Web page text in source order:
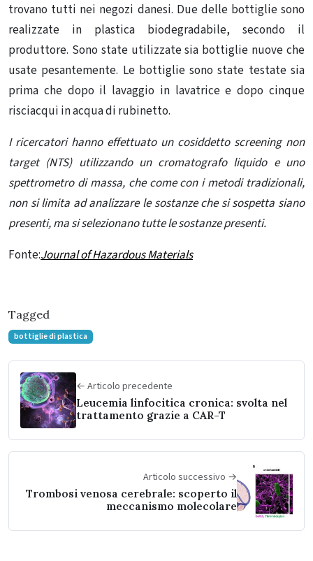
trovano tutti nei negozi danesi. Due delle bottiglie sono
realizzate in plastica biodegradabile, secondo il
produttore. Sono state utilizzate sia bottiglie nuove che
usate pesantemente. Le bottiglie sono state testate sia
prima che dopo il lavaggio in lavatrice e dopo cinque
risciacqui in acqua di rubinetto.
I ricercatori hanno effettuato un cosiddetto screening non
target (NTS) utilizzando un cromatografo liquido e uno
spettrometro di massa, che come con i metodi tradizionali,
non si limita ad analizzare le sostanze che si sospetta siano
presenti, ma si selezionano tutte le sostanze presenti.
Fonte:Journal of Hazardous Materials
Tagged
bottiglie di plastica
← Articolo precedente
Leucemia linfocitica cronica: svolta nel
trattamento grazie a CAR-T
Articolo successivo →
Trombosi venosa cerebrale: scoperto il
meccanismo molecolare